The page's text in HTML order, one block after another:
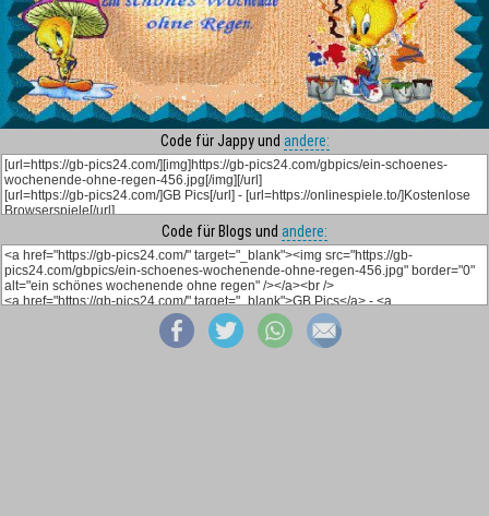
Code für Jappy und andere:
Code für Blogs und andere: